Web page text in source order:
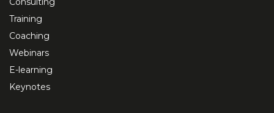
Training
Coaching
Webinars
E-learning
Keynotes